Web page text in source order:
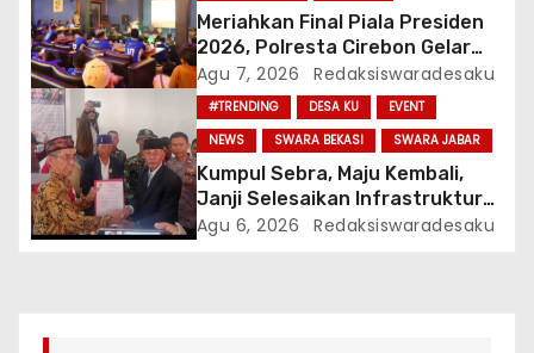
Meriahkan Final Piala Presiden
2026, Polresta Cirebon Gelar
Nobar Persib vs Persebaya Dan
Bagi-Bagi Motor Listrik
Agu 7, 2026 Redaksiswaradesaku
#TRENDING DESA KU
EVENT
NEWS
SWARA BEKASI SWARA JABAR
Kumpul Sebra, Maju Kembali,
Janji Selesaikan Infrastruktur
Dan Ajak Warga Jaga Persatuan
Agu 6, 2026 Redaksiswaradesaku